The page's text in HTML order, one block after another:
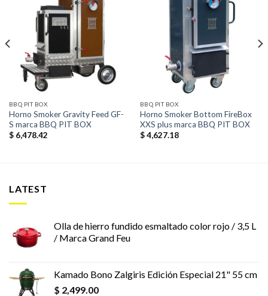
lista de
BBQ PIT BOX
Horno Smoker Gravity Feed GF-
S marca BBQ PIT BOX
$6,478.42
Añadir
BBQ PIT BOX
Horno Smoker Bottom FireBox
XXS plus marca BBQ PIT BOX
$4,627.18
LATEST
Olla de hierro fundido esmaltado color rojo / 3,5 L
/ Marca Grand Feu
Kamado Bono Zalgiris Edición Especial 21" 55 cm
$ 2,499.00